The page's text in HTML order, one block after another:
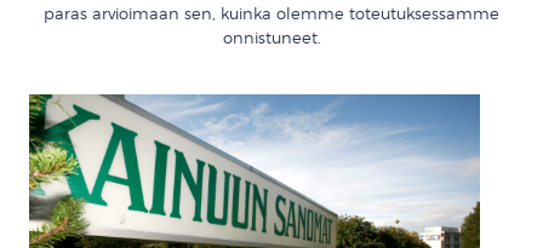
paras arvioimaan sen, kuinka olemme toteutuksessamme
onnistuneet.